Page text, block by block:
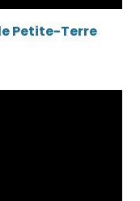
Petite-Terre